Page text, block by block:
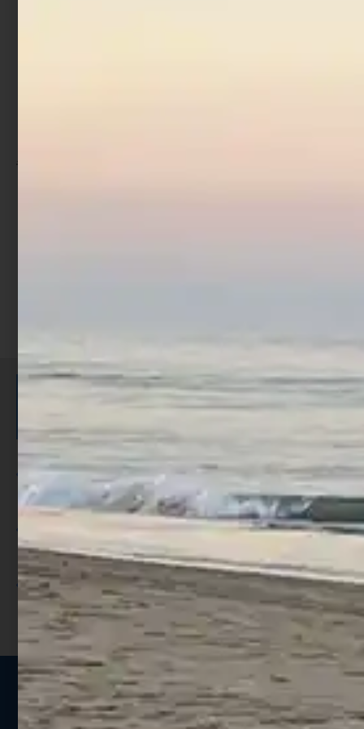
ISCRIVITI E RICEVI 3,50€ DI
SCONTO >
Per ogni acquisto accumuli ulteriori
punti;
Utilizza i punti per ricevere uno
sconto;
I punti sono indicati nella pagina
prodotto;
Seguici sui social